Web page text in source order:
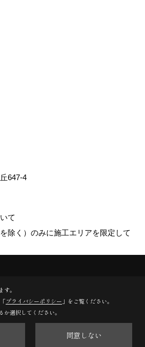
丘647-4
て
除く）のみに施工エリアを限定して
All Rights Reserved.
。
プライバシーポリシー 」をご覧ください。
選択してください。
同意しない